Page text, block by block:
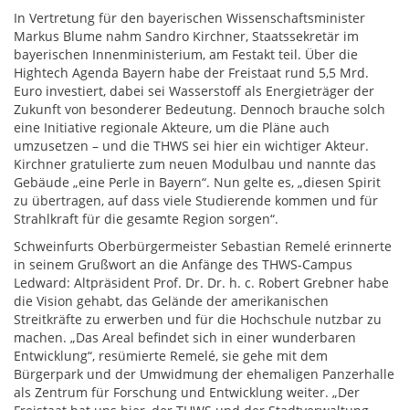
In Vertretung für den bayerischen Wissenschaftsminister
Markus Blume nahm Sandro Kirchner, Staatssekretär im
bayerischen Innenministerium, am Festakt teil. Über die
Hightech Agenda Bayern habe der Freistaat rund 5,5 Mrd.
Euro investiert, dabei sei Wasserstoff als Energieträger der
Zukunft von besonderer Bedeutung. Dennoch brauche solch
eine Initiative regionale Akteure, um die Pläne auch
umzusetzen – und die THWS sei hier ein wichtiger Akteur.
Kirchner gratulierte zum neuen Modulbau und nannte das
Gebäude „eine Perle in Bayern“. Nun gelte es, „diesen Spirit
zu übertragen, auf dass viele Studierende kommen und für
Strahlkraft für die gesamte Region sorgen“.
Schweinfurts Oberbürgermeister Sebastian Remelé erinnerte
in seinem Grußwort an die Anfänge des THWS-Campus
Ledward: Altpräsident Prof. Dr. Dr. h. c. Robert Grebner habe
die Vision gehabt, das Gelände der amerikanischen
Streitkräfte zu erwerben und für die Hochschule nutzbar zu
machen. „Das Areal befindet sich in einer wunderbaren
Entwicklung“, resümierte Remelé, sie gehe mit dem
Bürgerpark und der Umwidmung der ehemaligen Panzerhalle
als Zentrum für Forschung und Entwicklung weiter. „Der